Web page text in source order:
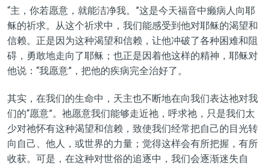
“主，你若愿意，就能洁净我。”这是今天福音中癞病人向耶
稣的祈求。从这个祈求中，我们能感受到他对耶稣的渴望和
信赖。正是因为这种渴望和信赖，让他冲破了各种困难和阻
碍，勇敢地走向了耶稣；也正是因着他这样的精神，耶稣对
他说：“我愿意”，把他的疾病完全治好了。
其实，在我们的生命中，天主也不断地在向我们表达祂对我
们的“愿意”。祂愿意我们能够走近祂，呼求祂，只是我们太
少对祂怀有这种渴望和信赖，致使我们经常把自己的目光转
向自己、他人，或世界的力量；觉得这样会有所把握，有所
收获。可是，在这种对世俗的追逐中，我们会逐渐迷失自